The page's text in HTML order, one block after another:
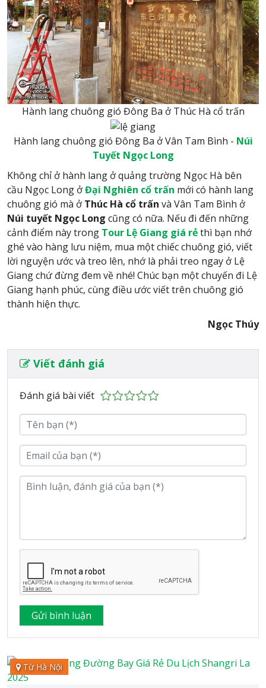
Hành lang chuông gió Đông Ba ở Thúc Hà cổ trấn
Hành lang chuông gió Đông Ba ở Vân Tam Bình - Núi
Tuyết Ngọc Long
Không chỉ ở hành lang ở quảng trường Ngọc Hà bên
cầu Ngọc Long ởĐại Nghiên cổ trấn mới có hành lang
chuông gió mà ở Thúc Hà cổ trấn và Vân Tam Bình ở
Núi tuyết Ngọc Long cũng có nữa. Nếu đi đến những
cảnh điểm này trong Tour Lệ Giang giá rẻthì bạn nhớ
ghé vào hàng lưu niệm, mua một chiếc chuông gió, viết
lời nguyện ước và treo lên, nhớ là phải treo ngay ở Lệ
Giang chứ đừng đem về nhé! Chúc bạn một chuyến đi Lệ
Giang hạnh phúc, cùng điều ước viết trên chuông gió
thành hiện thực.
Ngọc Thúy
Viết đánh giá
Đánh giá bài viết
Từ Hà Nội